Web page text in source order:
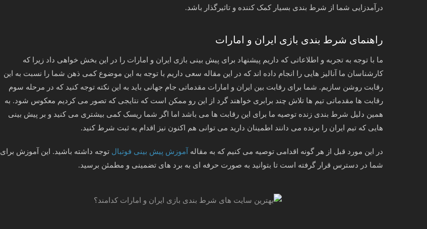
درآمدزایی شما از شرط بندی بسیار کمک کننده و تاثیرگذار باشد.
راهنمای شرط بندی بازی ایران و امارات
ما با توجه به تجربه و اطلاعاتی که داریم پیشنهاد برای پیش بینی بازی ایران و امارات را در این بخش خواهی داد زیرا که
کارشناسان ما آنالیز هایی را انجام داده اند که در این مقاله سعی داریم با توجه به این موضوع کمی ذهن شما را نسبت به این
رقابت روشن سازیم. شما برای رقابت بین ایران و امارات مقدماتی جام جهانی باید به این نکته توجه کنید که در مرحله سوم
رقابت ها مقدماتی تیم ها تلاش چند برابری خواهند گرد از این رو ممکن است که نتایجی که تصور می کردیم معکوس شود. به
همین دلیل شرط بندی زنده توصیه ما برای این رقابت ها می باشد اما اگر شما ریسک کمی بیشتری می کنید و بر پیش بینی
هایی که تیم ایران را برنده می دانند اطمینان دارید می توانی هم اکنون نیز اقدام به ثبت شرط کنید.
در این مورد قبل از هر گونه اقدامی توصیه می کنیم که به مقاله آموزش پیش بینی فوتبال توجه داشته باشید. این آموزش برای
شما در دسترس قرار گرفته است تا بتوانید به صورت حرفه ای به برد های تضمینی و مطمئن برسید.